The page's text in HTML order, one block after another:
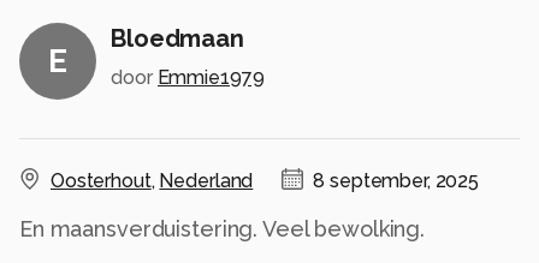
E
Bloedmaan
door Emmie1979
Oosterhout, Nederland 8 september, 2025
En maansverduistering. Veel bewolking.